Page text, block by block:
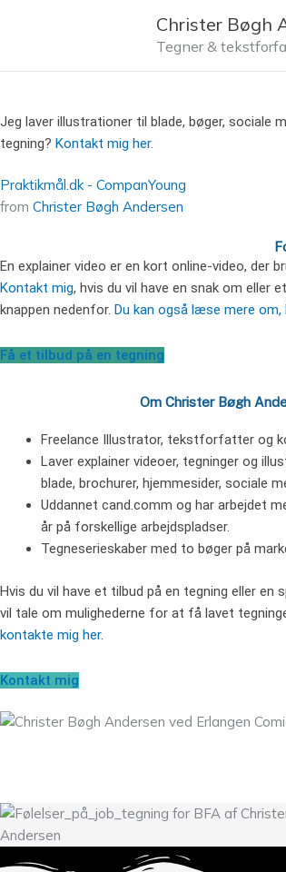
Christer Bøgh
Tegner &
Jeg laver illustrationer til blade, bøger, sociale
tegning? Kontakt mig her.
Praktikmål.dk - CompanYoung
from Christer Bøgh Andersen
En explainer video er en kort online-video, der
Kontakt mig, hvis du vil have en snak om eller
knappen nedenfor. Du kan også læse mere om,
Få et tilbud på en tegning
Om Christer Bøgh
Freelance Illustrator, tekstforfatter og
Laver explainer videoer, tegninger og
blade, brochurer, hjemmesider, sociale
Uddannet cand.comm og har arbejdet
år på forskellige arbejdspladser.
Tegneserieskaber med to bøger på
Hvis du vil have et tilbud på en tegning eller en
vil tale om mulighederne for at få lavet
kontakte mig her.
Kontakt mig